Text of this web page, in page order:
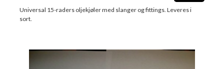
Universal 15-raders oljekjøler med slanger og fittings. Leveres i
sort.